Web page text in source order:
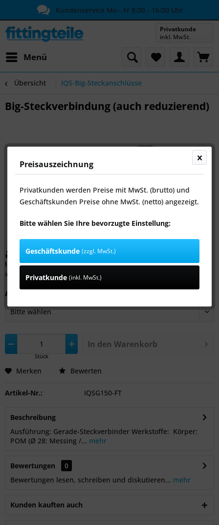
Kundenservice Mo - Fr 8:00 - 16:00 Uhr
Menü
Privatkunde
inkl. MwSt.
Übersicht IQS-Big-Steckanschlüsse
Big-Steckverbindung (auch reduzierend)
ab 5,39 € *
Inhalt:1 Stück
inkl. MwSt.
zzgl. Versandkosten
Anschluss:
Stück
In den Warenkorb
Merken Bewerten
Artikel-Nr.: IQSG150-FT
Beschreibung
Ausführung: Gerade-Steckverbinder Werkstoffe: Körper:
POM (Ø 28: Messing /... mehr
Bewertungen
0
Bewertungen lesen, schreiben und diskutieren... mehr
Kunden kauften auch
Preisauszeichnung
Privatkunden werden Preise mit MwSt. (brutto) und
Geschäftskunden Preise ohne MwSt. (netto) angezeigt.
Bitte wählen Sie Ihre bevorzugte Einstellung:
Geschäftskunde (zzgl. MwSt.)
Privatkunde (inkl. MwSt.)